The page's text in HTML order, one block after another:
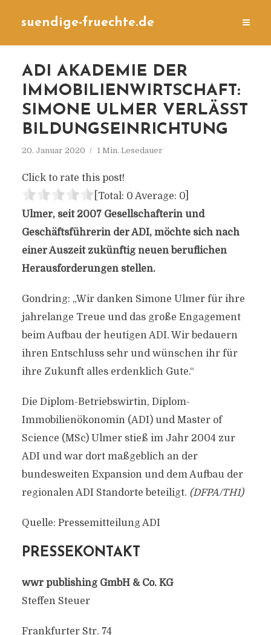
suendige-fruechte.de
ADI AKADEMIE DER
IMMOBILIENWIRTSCHAFT:
SIMONE ULMER VERLÄSST
BILDUNGSEINRICHTUNG
20. Januar 2020 1 Min. Lesedauer
Click to rate this post!
[Total: 0 Average: 0]
Ulmer, seit 2007 Gesellschafterin und
Geschäftsführerin der ADI, möchte sich nach
einer Auszeit zukünftig neuen beruflichen
Herausforderungen stellen.
Gondring: „Wir danken Simone Ulmer für ihre
jahrelange Treue und das große Engagement
beim Aufbau der heutigen ADI. Wir bedauern
ihren Entschluss sehr und wünschen ihr für
ihre Zukunft alles erdenklich Gute.“
Die Diplom-Betriebswirtin, Diplom-
Immobilienökonomin (ADI) und Master of
Science (MSc) Ulmer stieß im Jahr 2004 zur
ADI und war dort maßgeblich an der
bundesweiten Expansion und dem Aufbau der
regionalen ADI Standorte beteiligt. (DFPA/TH1)
Quelle: Pressemitteilung ADI
PRESSEKONTAKT
wwr publishing GmbH & Co. KG
Steffen Steuer
Frankfurter Str. 74